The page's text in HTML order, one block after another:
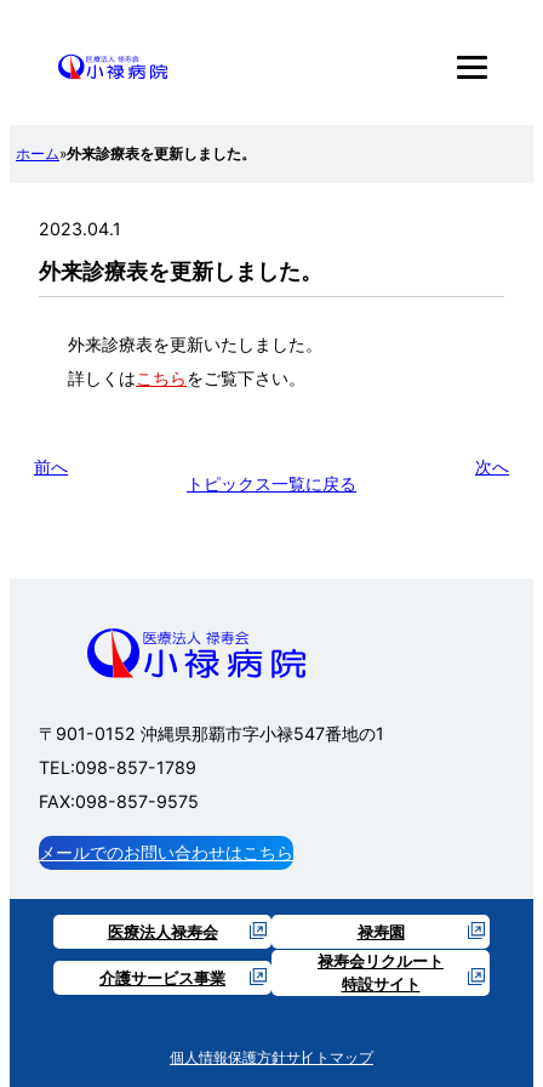
キ
ホーム»外来診療表を更新しました。
2023.04.1
外来診療表を更新しました。
外来診療表を更新いたしました。
詳しくはこ ちらをご覧下さい。
前へ
トピックス一覧に戻る
次へ
〒901-0152 沖縄県那覇市字小禄547番地の1
TEL:098-857-1789
FAX:098-857-9575
メールでのお問い合わせはこちら
医療法人禄寿会 禄寿園
介護サービス事業
禄寿会リクルート
特設サイト
個人情報保護方針サイトマップ